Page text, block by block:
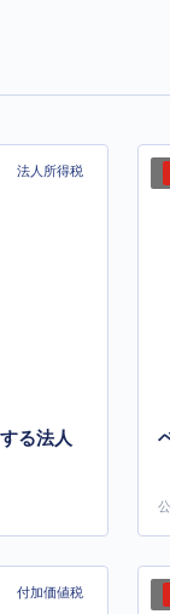
法人所得税
る法人
付加価値税